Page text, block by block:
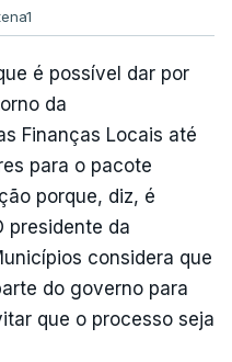
é possível dar por
da
Finanças Locais até
para o pacote
porque, diz, é
presidente da
considera que
do governo para
que o processo seja